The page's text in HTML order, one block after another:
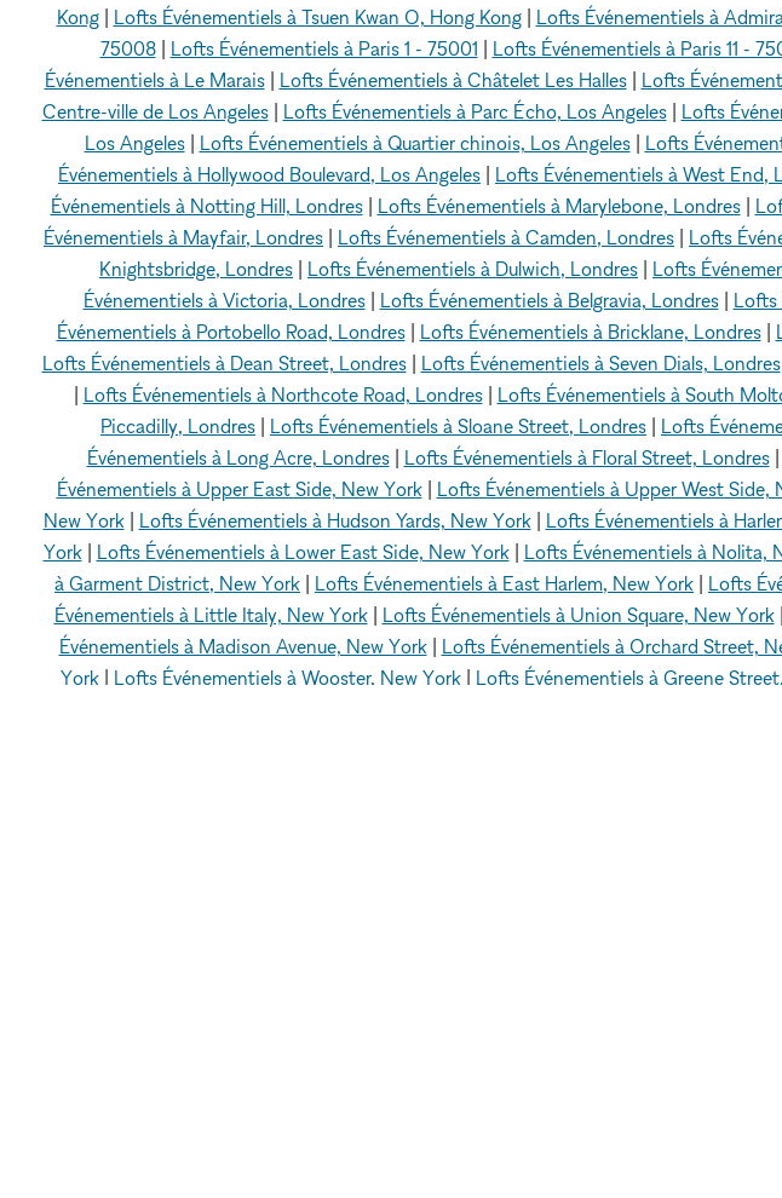
Kong| Lofts Événementiels à Tsuen Kwan O, Hong Kong| Lofts Événementiels à
75008| Lofts Événementiels à Paris 1 - 75001 Lofts Événementiels à Paris 11 -
Événementiels à Le Marais| Lofts Événementiels à Châtelet Les Halles| Lofts
Centre-ville de Los Angeles| Lofts Événementiels à Parc Écho, Los Angeles| Lofts
Los Angeles| Lofts Événementiels à Quartier chinois, Los Angeles| Lofts
Événementiels à Hollywood Boulevard, Los Angeles
Lofts Événementiels à West End,
Événementiels à Notting Hill, Londres| Lofts Événementiels à Marylebone, Londres|
Événementiels à Mayfair, Londres
Lofts Événementiels à Camden, Londres Lofts
Knightsbridge, Londres
Lofts Événementiels à Dulwich, Londres Lofts
Événementiels à Victoria, Londres| Lofts Événementiels à Belgravia, Londres| Lofts
Événementiels à Portobello Road, Londres| Lofts Événementiels à Bricklane, Londres|
Lofts Événementiels à Dean Street, Londres| Lofts Événementiels à Seven Dials, Londres|
Lofts Événementiels à Northcote Road, Londres| Lofts Événementiels à South
Piccadilly, Londres
Lofts Événementiels à Sloane Street, Londres Lofts
Événementiels à Long Acre, Londres| Lofts Événementiels à Floral Street, Londres|
Événementiels à Upper East Side, New York| Lofts Événementiels à Upper West Side,
New York| Lofts Événementiels à Hudson Yards, New York| Lofts Événementiels à
York| Lofts Événementiels à Lower East Side, New York| Lofts Événementiels à Nolita,
à Garment District, New York
Lofts Événementiels à East Harlem, New York Lofts
Événementiels à Little Italy, New York| Lofts Événementiels à Union Square, New York|
Événementiels à Madison Avenue, New York| Lofts Événementiels à Orchard Street,
York| Lofts Événementiels à Wooster, New York| Lofts Événementiels à Greene